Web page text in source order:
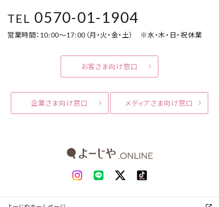
TEL 0570-01-1904
営業時間：10:00～17:00（月・火・金・土） ※水・木・日・祝休業
お客さま向け窓口
企業さま向け窓口 メディアさま向け窓口